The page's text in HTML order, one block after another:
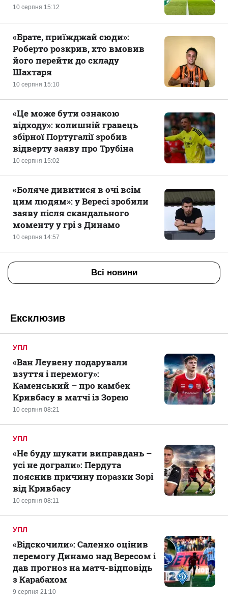
10 серпня 15:12
10 серпня 15:10
«Брате, приїжджай сюди»:
Роберто розкрив, хто вмовив
його перейти до складу
Шахтаря
10 серпня 15:02
«Це може бути ознакою
відходу»: колишній гравець
збірної Португалії зробив
відверту заяву про Трубіна
10 серпня 14:57
«Боляче дивитися в очі всім
цим людям»: у Вересі зробили
заяву після скандального
моменту у грі з Динамо
Всі новини
Ексклюзив
УПЛ
10 серпня 08:21
«Ван Леувену подарували
взуття і перемогу»:
Каменський – про камбек
Кривбасу в матчі із Зорею
УПЛ
10 серпня 08:11
«Не буду шукати виправдань –
усі не дограли»: Пердута
пояснив причину поразки Зорі
від Кривбасу
УПЛ
9 серпня 21:10
«Відскочили»: Саленко оцінив
перемогу Динамо над Вересом і
дав прогноз на матч-відповідь
з Карабахом